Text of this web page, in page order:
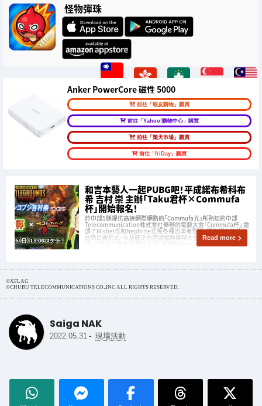
怪物彈珠
Anker PowerCore 磁性 5000
前往「蝦皮購物」購買
前往「Yahoo!購物中心」購買
前往「樂天市場」購買
前往「friDay」購買
和吉本藝人一起PUBG吧！平成諾布希科布
希 吉村 崇 主辦「Taku君杯×Commufa
杯」開始報名！
於中部5縣提供高速網際網路的「Commufa光」所熟知的中部
Telecommunication株式會社舉辦的電競大會「Commufa杯」 邀
請了Mishel氏和Nephrite氏等各種出演者舉辦，還有親子能參加
的新比賽形式，以及廣泛的遊戲標題舉辦大會等，是現在非常熱
鬧、代表中部地方的電競大會。 這樣的Commufa
Read more
©XFLAG
©CHUBU TELECOMMUNICATIONS CO.,INC ALL RIGHTS RESERVED.
Saiga NAK
2022.05.31 - 現場活動